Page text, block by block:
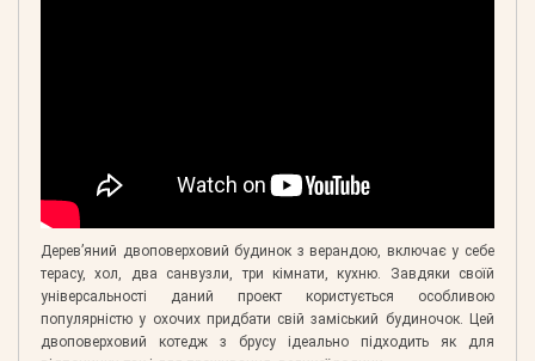
Дерев’яний двоповерховий будинок з верандою, включає у себе
терасу, хол, два санвузли, три кімнати, кухню. Завдяки своїй
універсальності даний проект користується особливою
популярністю у охочих придбати свій заміський будиночок. Цей
двоповерховий котедж з брусу ідеально підходить як для